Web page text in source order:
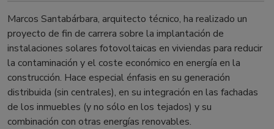
Marcos Santabárbara, arquitecto técnico, ha realizado un
proyecto de fin de carrera sobre la implantación de
instalaciones solares fotovoltaicas en viviendas para reducir
la contaminación y el coste económico en energía en la
construcción. Hace especial énfasis en su generación
distribuida (sin centrales), en su integración en las fachadas
de los inmuebles (y no sólo en los tejados) y su
combinación con otras energías renovables.